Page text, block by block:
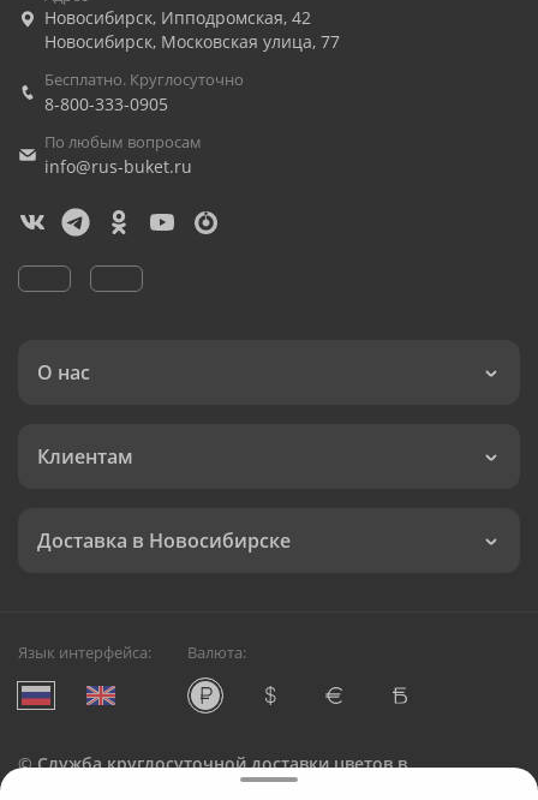
Новосибирск, Ипподромская, 42
Новосибирск, Московская улица, 77
Бесплатно. Круглосуточно
8-800-333-0905
По любым вопросам
info@rus-buket.ru
О нас
Клиентам
Доставка в Новосибирске
Язык интерфейса: Валюта:
©Служба круглосуточной доставки цветов в